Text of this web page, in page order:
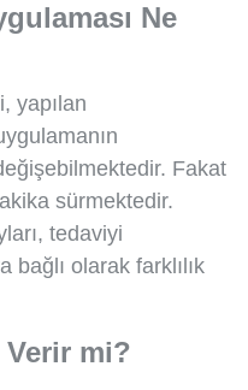
Ne
yapılan
Fakat
sürmektedir.
tedaviyi
olarak farklılık
Verir mi?